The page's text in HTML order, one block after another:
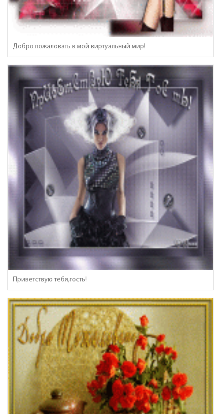
Добро пожаловать в мой виртуальный мир!
Приветствую тебя,гость!